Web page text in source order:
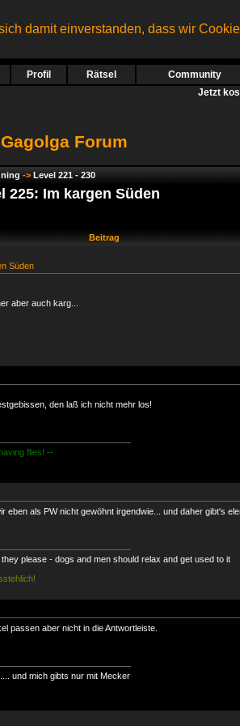
damit einverstanden, dass wir
Profil Rätsel Community
Jetzt
Gagolga Forum
-> Level 221 - 230
225: Im kargen Süden
Beitrag
Süden
aber auch karg...
den laß ich nicht mehr los!
flies! --
eben als PW nicht gewöhnt irgendwie... und daher gibt's
please - dogs and men should relax and get used to it
passen aber nicht in die Antwortleiste.
und mich gibts nur mit Mecker